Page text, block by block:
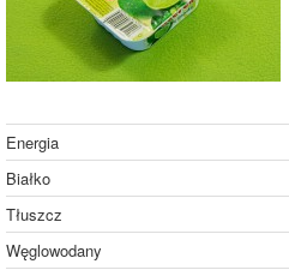
Energia
Białko
Tłuszcz
Węglowodany